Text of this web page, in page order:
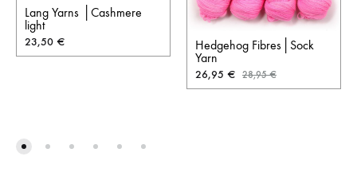
Lang Yarns │Cashmere
light
23,50 €
Hedgehog Fibres│Sock
Yarn
26,95 € 28,95€